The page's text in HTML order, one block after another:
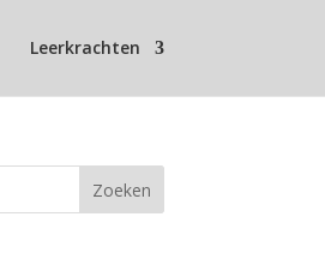
Leerkrachten